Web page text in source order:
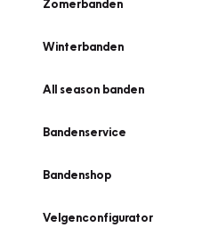
Zomerbanden
Winterbanden
All season banden
Bandenservice
Bandenshop
Velgenconfigurator